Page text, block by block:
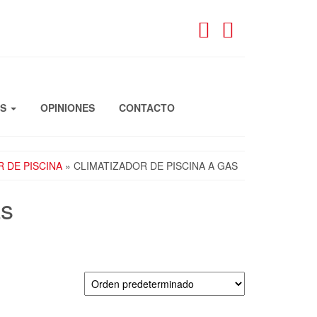
OPINIONES CONTACTO
DE PISCINA » CLIMATIZADOR DE PISCINA A GAS